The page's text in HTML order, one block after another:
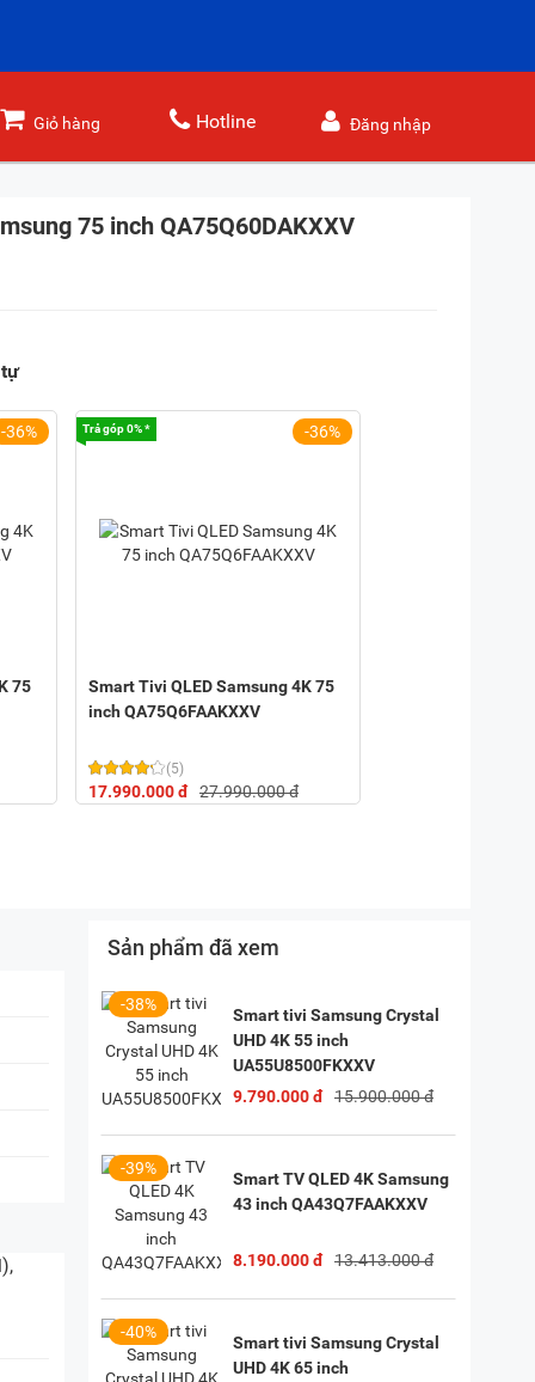
Giỏ hàng Hotline Đăng nhập
75 inch QA75Q60DAKXXV
-36%
75
Trả góp 0% * -36%
Smart Tivi QLED Samsung 4K 75
inch QA75Q6FAAKXXV
(5)
17.990.000 đ 27.990.000 đ
Sản phẩm đã xem
-38%
Smart tivi Samsung Crystal
UHD 4K 55 inch
UA55U8500FKXXV
9.790.000 đ
15.900.000 đ
-39%
Smart TV QLED 4K Samsung
43 inch QA43Q7FAAKXXV
8.190.000 đ 13.413.000 đ
-40%
Smart tivi Samsung Crystal
UHD 4K 65 inch